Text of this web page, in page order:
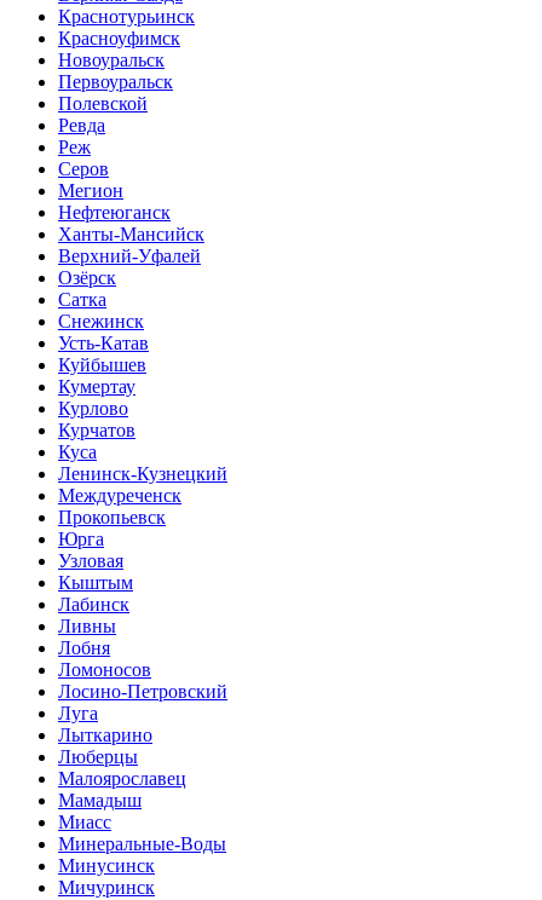
Краснотурьинск
Красноуфимск
Новоуральск
Первоуральск
Полевской
Ревда
Реж
Серов
Мегион
Нефтеюганск
Ханты-Мансийск
Верхний-Уфалей
Озёрск
Сатка
Снежинск
Усть-Катав
Куйбышев
Кумертау
Курлово
Курчатов
Куса
Ленинск-Кузнецкий
Междуреченск
Прокопьевск
Юрга
Узловая
Кыштым
Лабинск
Ливны
Лобня
Ломоносов
Лосино-Петровский
Луга
Лыткарино
Люберцы
Малоярославец
Мамадыш
Миасс
Минеральные-Воды
Минусинск
Мичуринск